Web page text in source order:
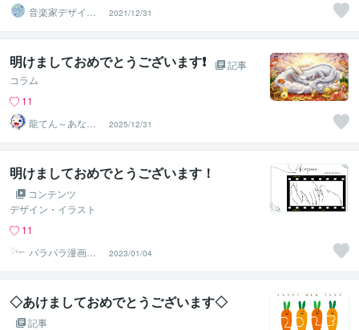
音楽家デザイン
｜studio38
2021/12/31
明けましておめでとうございます❗
記事
コラム
11
龍てん～あなた
の魂の羅針盤
2025/12/31
明けましておめでとうございます！
コンテンツ
デザイン・イラスト
11
パラパラ漫画のh
apico
2023/01/04
◇あけましておめでとうございます◇
記事